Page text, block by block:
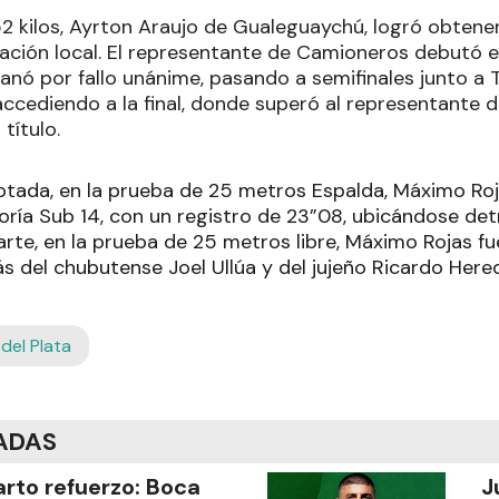
kilos, Ayrton Araujo de Gualeguaychú, logró
local. El representante de Camioneros debutó
por fallo unánime, pasando a semifinales junto a
a la final, donde superó al representante
título.
en la prueba de 25 metros Espalda, Máximo
Sub 14, con un registro de 23”08, ubicándose
en la prueba de 25 metros libre, Máximo Rojas
del chubutense Joel Ullúa y del jujeño Ricardo
Plata
refuerzo: Boca